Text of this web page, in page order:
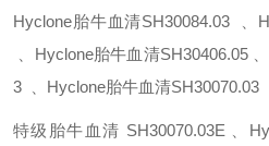
Hyclone胎牛血清SH30084.03 、
、Hyclone胎牛血清SH30406.05
3 、Hyclone胎牛血清SH30070.03
特级胎牛血清 SH30070.03E 、